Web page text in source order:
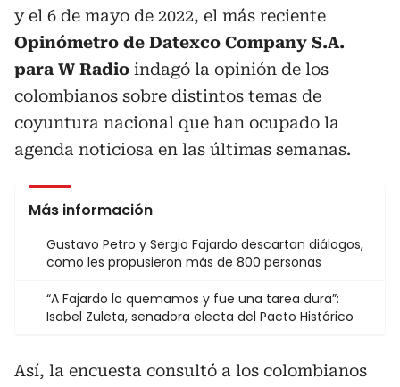
y el 6 de mayo de 2022, el más reciente
Opinómetro de Datexco Company S.A.
para W Radio indagó la opinión de los
colombianos sobre distintos temas de
coyuntura nacional que han ocupado la
agenda noticiosa en las últimas semanas.
Más información
Gustavo Petro y Sergio Fajardo descartan diálogos,
como les propusieron más de 800 personas
“A Fajardo lo quemamos y fue una tarea dura”:
Isabel Zuleta, senadora electa del Pacto Histórico
Así, la encuesta consultó a los colombianos